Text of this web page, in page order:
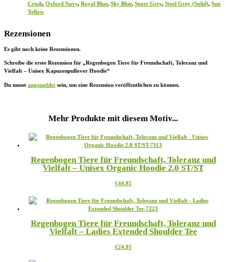
Crush, Oxford Navy, Royal Blue, Sky Blue, Sport Grey, Steel Grey (Solid), Sun
Yellow
Rezensionen
Es gibt noch keine Rezensionen.
Schreibe die erste Rezension für „Regenbogen Tiere für Freundschaft, Toleranz und
Vielfalt – Unisex Kapuzenpullover Hoodie“
Du musst angemeldet sein, um eine Rezension veröffentlichen zu können.
Mehr Produkte mit diesem Motiv...
Regenbogen Tiere für Freundschaft, Toleranz und
Vielfalt – Unisex Organic Hoodie 2.0 ST/ST
€44,95Dieses
weist
mehrere
auf.
Die
können
Regenbogen Tiere für Freundschaft, Toleranz und
Vielfalt – Ladies Extended Shoulder Tee
€24,95Dieses